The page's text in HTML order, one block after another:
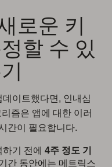
로운 키
할 수 있
이트했다면, 인내심
즘은 앱에 대한 이러
간이 필요합니다.
기 전에 4주 정도 기
간 동안에는 메트릭스